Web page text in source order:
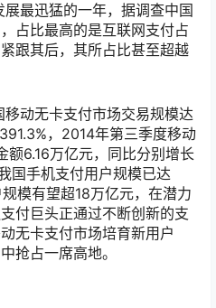
最迅猛的一年，据调查中国
占比最高的是互联网支付占
跟其后，其所占比甚至超越
动无卡支付市场交易规模达
，2014年第三季度移动
额6.16万亿元，同比分别增长
国手机支付用户规模已达
模有望超18万亿元，在潜力
付巨头正通过不断创新的支
无卡支付市场培育新用户
抢占一席高地。